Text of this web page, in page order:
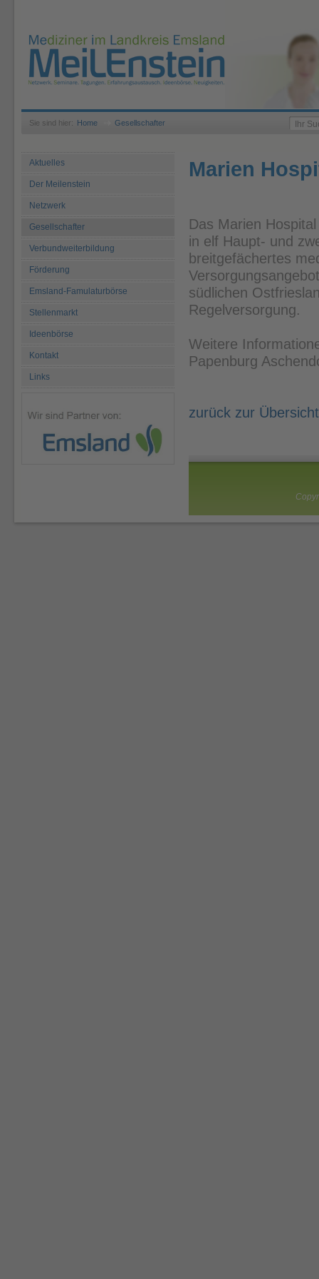
Sie sind hier: Home Gesellschafter
Aktuelles
Der Meilenstein
Netzwerk
Gesellschafter
Verbundweiterbildung
Förderung
Emsland-Famulaturbörse
Stellenmarkt
Ideenbörse
Kontakt
Links
Marien
Das Marien
in elf Haupt- und
breitgefächertes
südlichen
Regelversorgung.
Weitere
Papenburg
zurück zur Übersicht